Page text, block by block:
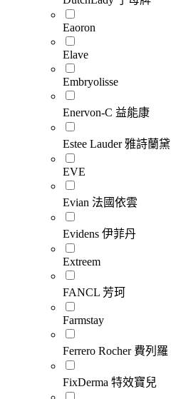
Eaoron
Elave
Embryolisse
Enervon-C 益能康
Estee Lauder 雅詩蘭黛
EVE
Evian 法國依雲
Evidens 伊菲丹
Extreem
FANCL 芳珂
Farmstay
Ferrero Rocher 費列羅
FixDerma 特效寶兒